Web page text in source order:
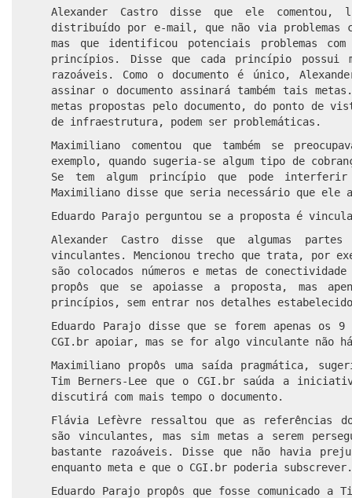
Alexander Castro disse que ele comentou,
distribuído por e-mail, que não via problemas
mas que identificou potenciais problemas com
princípios. Disse que cada princípio possui
razoáveis. Como o documento é único,
assinar o documento assinará também tais
metas propostas pelo documento, do ponto de
de infraestrutura, podem ser problemáticas.
Maximiliano comentou que também se
exemplo, quando sugeria-se algum tipo de
Se tem algum princípio que pode interferir
Maximiliano disse que seria necessário que ele
Eduardo Parajo perguntou se a proposta é
Alexander Castro disse que algumas
vinculantes. Mencionou trecho que trata, por
são colocados números e metas de
propôs que se apoiasse a proposta, mas
princípios, sem entrar nos detalhes
Eduardo Parajo disse que se forem apenas
CGI.br apoiar, mas se for algo vinculante não há
Maximiliano propôs uma saída pragmática,
Tim Berners-Lee que o CGI.br saúda a
discutirá com mais tempo o documento.
Flávia Lefèvre ressaltou que as referências
são vinculantes, mas sim metas a serem
bastante razoáveis. Disse que não havia
enquanto meta e que o CGI.br poderia subscrever.
Eduardo Parajo propôs que fosse comunicado a